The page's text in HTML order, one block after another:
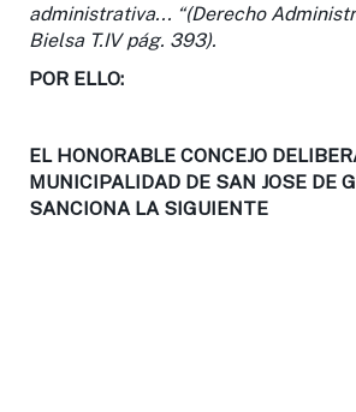
administrativa... “(Derecho
Bielsa T.IV pág. 393).
POR ELLO:
EL HONORABLE CONCEJO
MUNICIPALIDAD DE SAN JOSE DE
SANCIONA LA SIGUIENTE